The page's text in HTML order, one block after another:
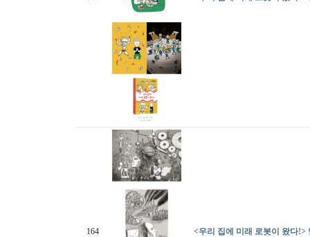
164 <우리 집에 미래 로봇이 왔다!>